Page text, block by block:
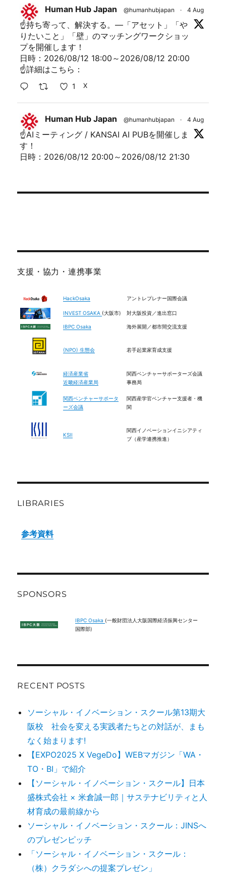
Human Hub Japan @humanhubjapan · 4 Aug
☝持ち寄って、解決する。―「アセット」「や
りたいこと」「壁」のマッチングワークショッ
プを開催します！
日時：2026/08/12 18:00～2026/08/12 20:00
☝詳細はこちら：
1 X
Human Hub Japan @humanhubjapan · 4 Aug
☝AIミーティング / KANSAI AI PUBを開催しま
す！
日時：2026/08/12 20:00～2026/08/12 21:30
日時：2026/08/10 19:00～2026/08/10 21:00
詳細はこちら：
Human Hub Japan @humanhubjapan
31 Jul
【小学４年生～中学生対象】現役京大生×探
求学習の先生がつくる マイクラ防災キャンプ2026
日時：2026/08/08 10:00～2026/08/08 10:00
詳細はこちら：
2
Load More
支援・協力・連携事業
HackOsaka アントレプレナー国際会議
INVEST OSAKA (大阪市) 対大阪投資／進出窓口
IBPC Osaka 海外展開／都市間交流支援
(NPO) 生態会 若手起業家育成支援
経済産業省
近畿経済産業局
関西ベンチャーサポーターズ会議
事務局
関西ベンチャーサポータ
ーズ会議
関西産学官ベンチャー支援者・機
関
KSII
関西イノベーションイニシアティ
ブ（産学連携推進）
LIBRARIES
参考資料
SPONSORS
IBPC Osaka (一般財団法人大阪国際経済振興センター
国際部)
RECENT POSTS
ソーシャル・イノベーション・スクール第13期大
阪校 社会を変える実践者たちとの対話が、まも
なく始まります!
【EXPO2025 X VegeDo】WEBマガジン「WA・
TO・BI」で紹介
【ソーシャル・イノベーション・スクール】日本
盛株式会社 × 米倉誠一郎｜サステナビリティと人
材育成の最前線から
ソーシャル・イノベーション・スクール：JINSへ
のプレゼンピッチ
「ソーシャル・イノベーション・スクール：
（株）クラダシへの提案プレゼン」